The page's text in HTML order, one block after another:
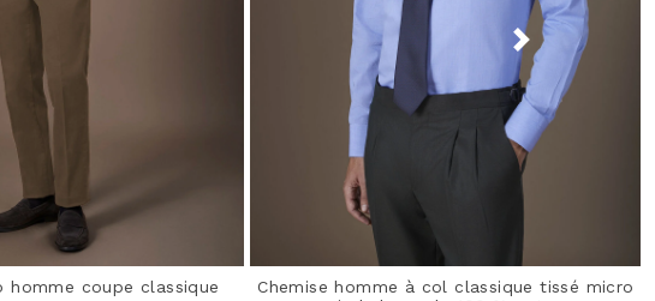
homme coupe classique
Chemise homme à col classique tissé micro